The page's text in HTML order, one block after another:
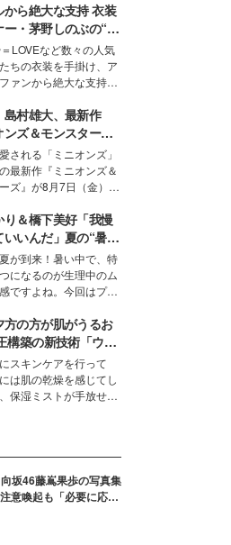
成度を高めるベースと
のものの美しさ”に改
する人が増えている様
、そんな憧れの艶やか
で叶える、美容好きの
ヘアケア事情を紹介し
から絶大な支持 衣装
ー・茅野しのぶの“可
る美学＜「シチズン
ー」インタビュー＞
LOVEなど数々の人気
ちの衣装を手掛け、ア
ァンから絶大な支持を
リエイティブディレク
しのぶ。一人ひとりの
添い、魅力を引き出す
、多くの女性たちに勇
与え続けている。
島村雄大、最新作
ンズ＆モンスター
熱弁 ハチャメチャ
ない“友情と絆”に感
される「ミニオンズ」
最新作『ミニオンズ＆
ズ』が8月7日（金）に
”という共通点を持つモ
舞と島村雄大の特別対
！それぞれの視点か
らではの魅力や予想外
たらす奥深いストーリ
熱く語り合ってもらっ
り＆橋下美好「我慢
いいんだ」夏の“暑さ
しい選択肢とは？
が到来！暑い中で、特
になるのが生理中のム
ですよね。今回はプラ
甲ひかりさんと橋下美
えて本音で女子会トー
お出かけを快適に過ご
、2人が感動した夏の
識にも迫りました。
方の方が肌がうるお
構築の新技術「ウォ
プチャリングスキ
肌）」がスキンケア
変える予感
スキンケアを行って
は肌の乾燥を感じてし
保湿ミストが手放せな
、革新的な「Water
Skin（ウォーターキャ
グスキン：捕水肌）」
王が構築した。
坂46藤嶌果歩の写真集
意喚起も「必要に応じ